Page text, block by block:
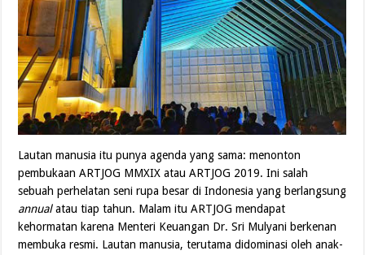
Lautan manusia itu punya agenda yang sama: menonton
pembukaan ARTJOG MMXIX atau ARTJOG 2019. Ini salah
sebuah perhelatan seni rupa besar di Indonesia yang berlangsung
annualatau tiap tahun. Malam itu ARTJOG mendapat
kehormatan karena Menteri Keuangan Dr. Sri Mulyani berkenan
membuka resmi. Lautan manusia, terutama didominasi oleh anak-